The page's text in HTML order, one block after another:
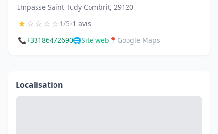
Impasse Saint Tudy Combrit, 29120
★☆☆☆☆1/5•1 avis
📞+33186472690🌐Site web 📍 Google Maps
Localisation